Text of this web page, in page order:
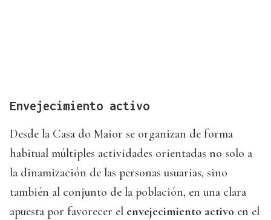
Envejecimiento activo
Desde la Casa do Maior se organizan de forma
habitual múltiples actividades orientadas no solo a
la dinamización de las personas usuarias, sino
también al conjunto de la población, en una clara
apuesta por favorecer el envejecimiento activo en el